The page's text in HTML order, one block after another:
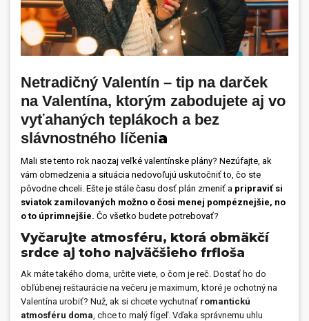
Novinky Blog
Kontakty
Netradičný Valentín – tip na darček
na Valentína, ktorým zabodujete aj vo
vyťahaných teplákoch a bez
slávnostného líčenia
Mali ste tento rok naozaj veľké valentínske plány? Nezúfajte, ak
vám obmedzenia a situácia nedovoľujú uskutočniť to, čo ste
pôvodne chceli. Ešte je stále času dosť plán zmeniť a pripraviť si
sviatok zamilovaných možno o čosi menej pompéznejšie, no
o to úprimnejšie. Čo všetko budete potrebovať?
Vyčarujte atmosféru, ktorá obmäkčí
srdce aj toho najväčšieho frfloša
Ak máte takého doma, určite viete, o čom je reč. Dostať ho do
obľúbenej reštaurácie na večeru je maximum, ktoré je ochotný na
Valentína urobiť? Nuž, ak si chcete vychutnať romantickú
atmosféru doma , chce to malý fígeľ. Vďaka správnemu uhlu